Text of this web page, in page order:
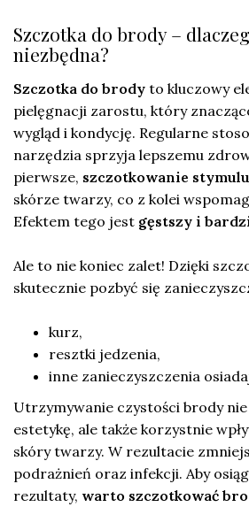
Szczotka do brody –
niezbędna?
Szczotka do brody to kluczowy
pielęgnacji zarostu, który
wygląd i kondycję. Regularne
narzędzia sprzyja lepszemu
pierwsze, szczotkowanie
skórze twarzy, co z kolei
Efektem tego jest gęstszy i
Ale to nie koniec zalet! Dzięki
skutecznie pozbyć się
kurz,
resztki jedzenia,
inne zanieczyszczenia
Utrzymywanie czystości brody
estetykę, ale także korzystnie
skóry twarzy. W rezultacie
podrażnień oraz infekcji. Aby
rezultaty, warto szczotkować